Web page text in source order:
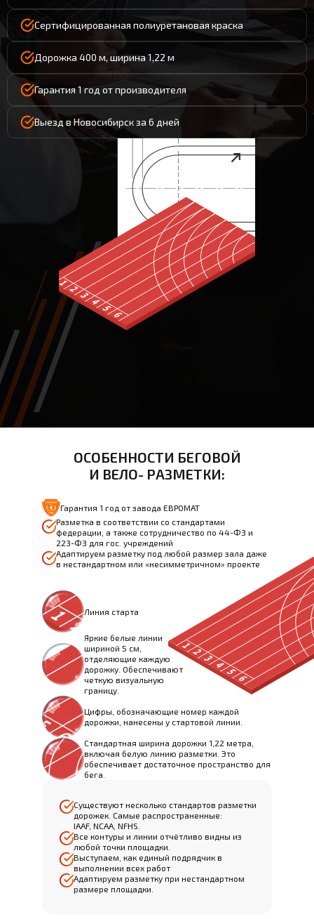
Сертифицированная полиуретановая краска
Дорожка 400 м, ширина 1,22 м
Гарантия 1 год от производителя
Выезд в Новосибирск за 6 дней
ОСОБЕННОСТИ БЕГОВОЙ
И ВЕЛО- РАЗМЕТКИ:
Разметка в соответствии со стандартами
федерации, а также сотрудничество по 44-ФЗ и
223-ФЗ для гос. учреждений
Гарантия 1 год от завода ЕВРОМАТ
Адаптируем разметку под любой размер зала даже
в нестандартном или «несимметричном» проекте
Линия старта
Яркие белые линии
шириной 5 см,
отделяющие каждую
дорожку. Обеспечивают
четкую визуальную
границу.
Цифры, обозначающие номер каждой
дорожки, нанесены у стартовой линии.
Стандартная ширина дорожки 1,22 метра,
включая белую линию разметки. Это
обеспечивает достаточное пространство для
бега.
Существуют несколько стандартов разметки
дорожек. Самые распространенные:
IAAF, NCAA, NFHS.
Все контуры и линии отчётливо видны из
любой точки площадки.
Выступаем, как единый подрядчик в
выполнении всех работ
Адаптируем разметку при нестандартном
размере площадки.